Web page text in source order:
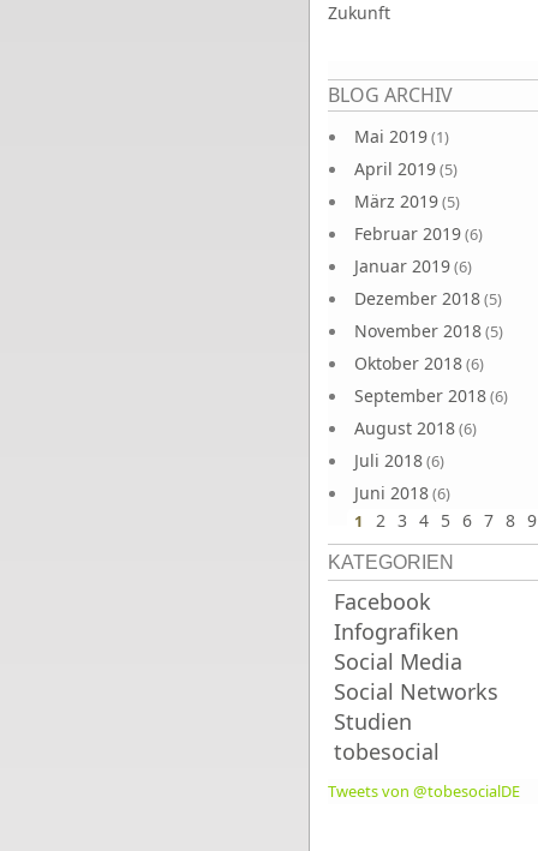
Zukunft
BLOG ARCHIV
Mai 2019(1)
April 2019(5)
März 2019(5)
Februar 2019(6)
Januar 2019(6)
Dezember 2018(5)
November 2018(5)
Oktober 2018(6)
September 2018(6)
August 2018(6)
Juli 2018(6)
Juni 2018(6)
Seiten
1 2 3 4 5 6 7 8 9
KATEGORIEN
Facebook
Infografiken
Social Media
Social Networks
Studien
tobesocial
Tweets von @tobesocialDE